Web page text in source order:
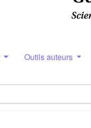
Outils auteurs